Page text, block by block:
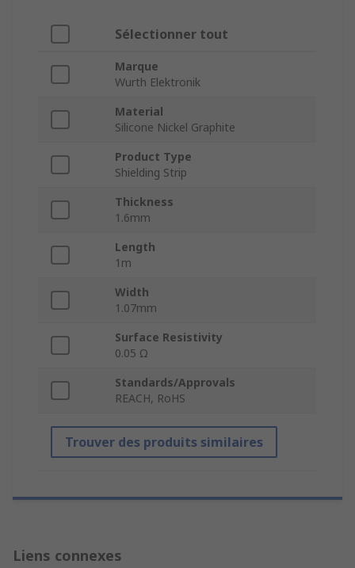
Sélectionner tout
Marque
Wurth Elektronik
Material
Silicone Nickel Graphite
Product Type
Shielding Strip
Thickness
1.6mm
Length
1m
Width
1.07mm
Surface Resistivity
0.05 Ω
Standards/Approvals
REACH, RoHS
Trouver des produits similaires
Liens connexes